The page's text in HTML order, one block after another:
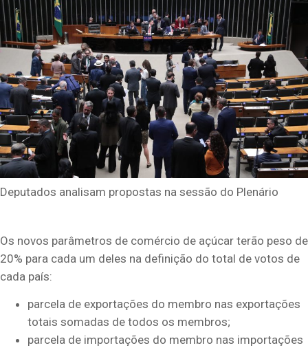
Deputados analisam propostas na sessão do Plenário
Os novos parâmetros de comércio de açúcar terão peso de
20% para cada um deles na definição do total de votos de
cada país:
parcela de exportações do membro nas exportações
totais somadas de todos os membros;
parcela de importações do membro nas importações